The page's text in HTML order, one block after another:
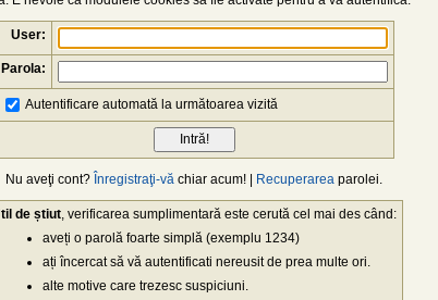
User:
Parola:
Autentificare automată la următoarea vizită
Nu aveţi cont? Înregistraţi-vă chiar acum! | Recuperarea parolei.
de știut , verificarea sumplimentară este cerută cel mai des când:
aveți o parolă foarte simplă (exemplu 1234)
ați încercat să vă autentificati nereusit de prea multe ori.
alte motive care trezesc suspiciuni.